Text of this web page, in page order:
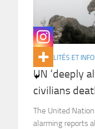
ACTUALITÉS ET
UN ‘deeply
civilians
The United
alarming reports